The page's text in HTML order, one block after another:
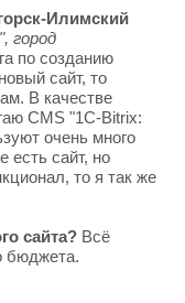
Илимский
город
по созданию
сайт, то
В качестве
CMS "1C-Bitrix:
очень много
есть сайт, но
то я так же
сайта? Всё
бюджета.